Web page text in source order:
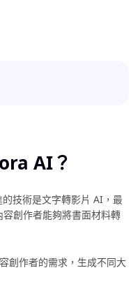
運作？
挑戰
AI？
技術是文字轉影片 AI，最
創作者能夠將書面材料轉
創作者的需求，生成不同大